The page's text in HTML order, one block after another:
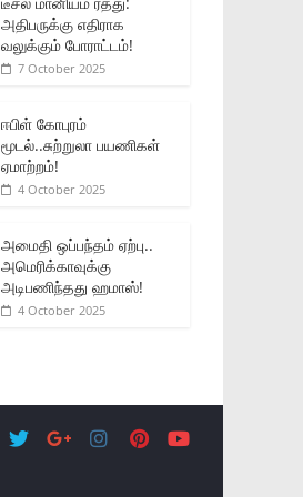
அதிபருக்கு எதிராக
வலுக்கும் போராட்டம்!
7 October 2025
ஈபிள் கோபுரம்
மூடல்..சுற்றுலா பயணிகள்
ஏமாற்றம்!
4 October 2025
அமைதி ஒப்பந்தம் ஏற்பு..
அமெரிக்காவுக்கு
அடிபணிந்தது ஹமாஸ்!
4 October 2025